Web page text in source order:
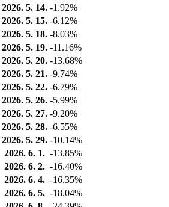
2026. 5. 14. -1.92%
2026. 5. 15. -6.12%
2026. 5. 18. -8.03%
2026. 5. 19. -11.16%
2026. 5. 20. -13.68%
2026. 5. 21. -9.74%
2026. 5. 22. -6.79%
2026. 5. 26. -5.99%
2026. 5. 27. -9.20%
2026. 5. 28. -6.55%
2026. 5. 29. -10.14%
2026. 6. 1. -13.85%
2026. 6. 2. -16.40%
2026. 6. 4. -16.35%
2026. 6. 5. -18.04%